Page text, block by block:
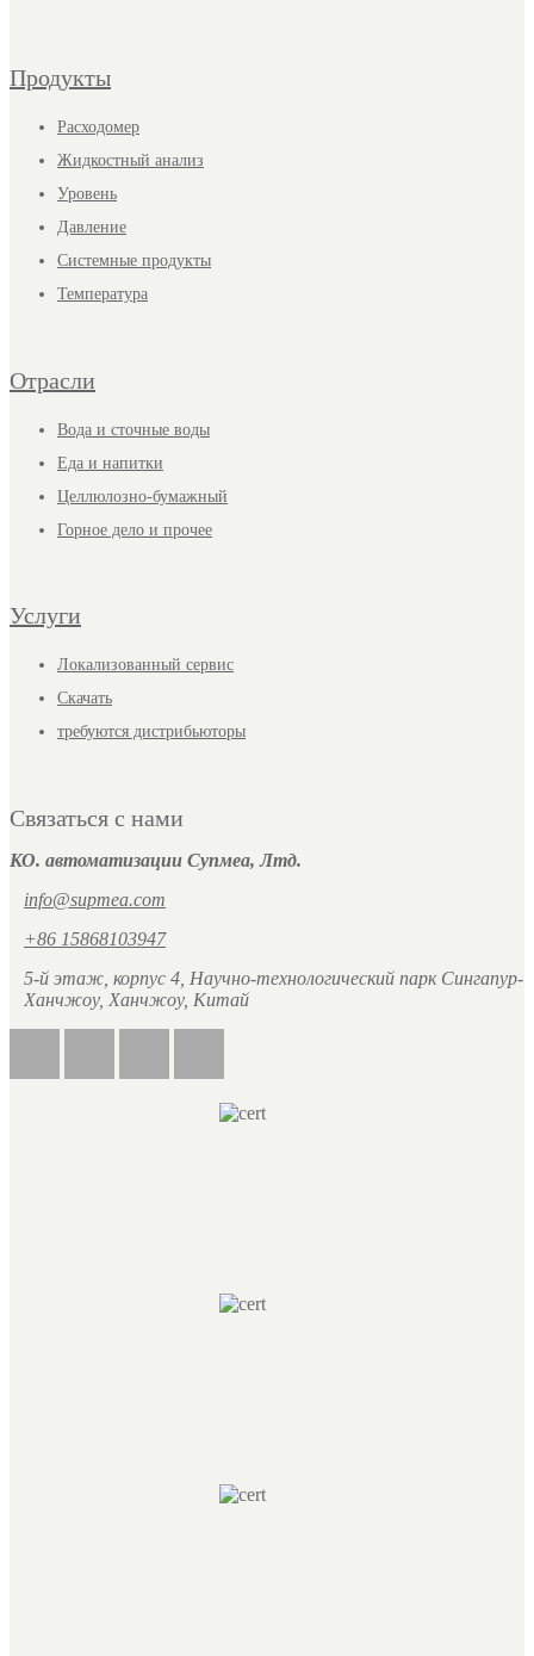
Продукты
Расходомер
Жидкостный анализ
Уровень
Давление
Системные продукты
Температура
Отрасли
Вода и сточные воды
Еда и напитки
Целлюлозно-бумажный
Горное дело и прочее
Услуги
Локализованный сервис
Скачать
требуются дистрибьюторы
Связаться с нами
КО. автоматизации Супмеа, Лтд.
info@supmea.com
+86 15868103947
5-й этаж, корпус 4, Научно-технологический парк Сингапур-
Ханчжоу, Ханчжоу, Китай